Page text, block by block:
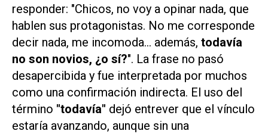
responder: "Chicos, no voy a opinar nada, que
hablen sus protagonistas. No me corresponde
decir nada, me incomoda... además, todavía
no son novios, ¿o sí?". La frase no pasó
desapercibida y fue interpretada por muchos
como una confirmación indirecta. El uso del
término "todavía" dejó entrever que el vínculo
estaría avanzando, aunque sin una